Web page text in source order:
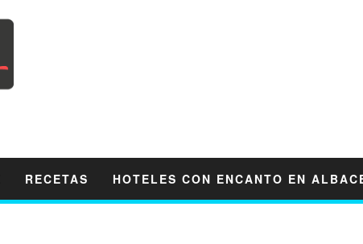
RECETAS HOTELES CON ENCANTO EN